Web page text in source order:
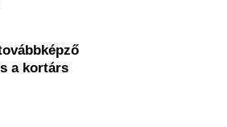
a kortárs